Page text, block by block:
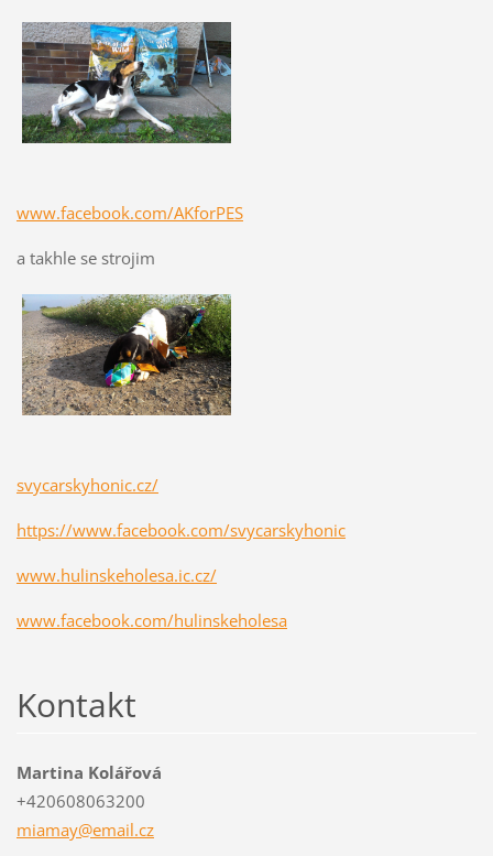
www.facebook.com/AKforPES
a takhle se strojim
svycarskyhonic.cz/
https://www.facebook.com/svycarskyhonic
www.hulinskeholesa.ic.cz/
www.facebook.com/hulinskeholesa
Kontakt
Martina Kolářová
+420608063200
miamay@email.cz